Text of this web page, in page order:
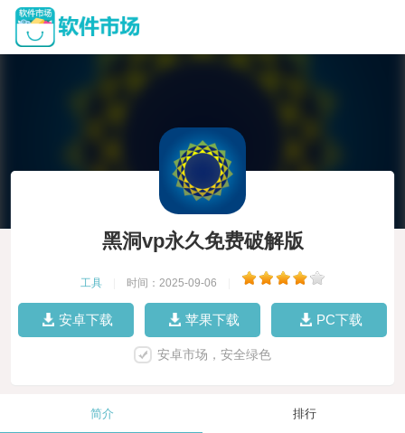
黑洞vp永久免费破解版
工具 时间：2025-09-06
安卓下载 苹果下载 PC下载
安卓市场，安全绿色
简介 排行